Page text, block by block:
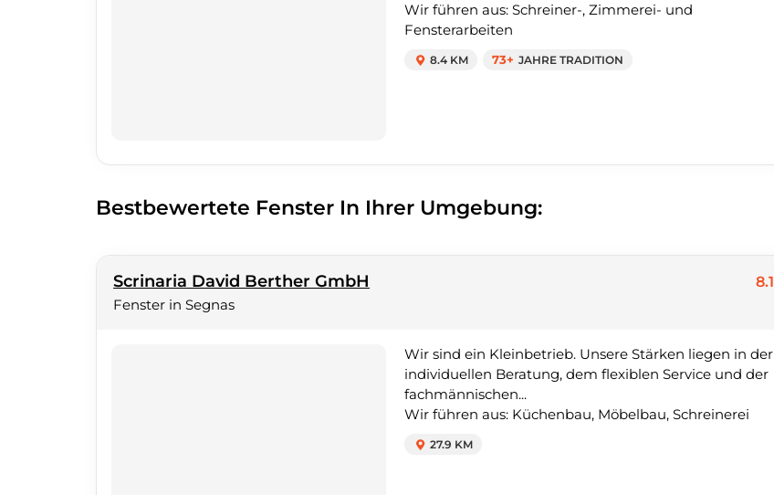
Wir führen aus: Schreiner-, Zimmerei- und
Fensterarbeiten
8.4 KM 73+ JAHRE TRADITION
Bestbewertete Fenster In Ihrer Umgebung:
Scrinaria David Berther GmbH
8.1
Fenster in Segnas
Wir sind ein Kleinbetrieb. Unsere Stärken liegen in der
individuellen Beratung, dem flexiblen Service und der
fachmännischen...
Wir führen aus: Küchenbau, Möbelbau, Schreinerei
27.9 KM